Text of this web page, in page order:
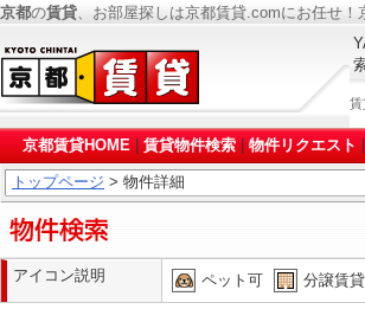
京都の賃貸、お部屋探しは京都賃貸.comにお任せ
賃
京都賃貸HOME 賃貸物件検索 物件リクエスト
トップページ > 物件詳細
アイコン説明 ペット可 分譲賃貸